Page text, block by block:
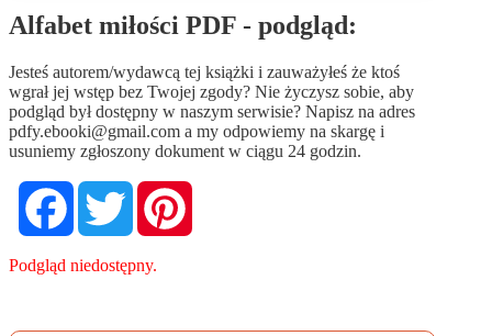
Alfabet miłości PDF - podgląd:
Jesteś autorem/wydawcą tej książki i zauważyłeś że ktoś
wgrał jej wstęp bez Twojej zgody? Nie życzysz sobie, aby
podgląd był dostępny w naszym serwisie? Napisz na adres
pdfy.ebooki@gmail.com a my odpowiemy na skargę i
usuniemy zgłoszony dokument w ciągu 24 godzin.
FacebookTwitter
Podgląd niedostępny.